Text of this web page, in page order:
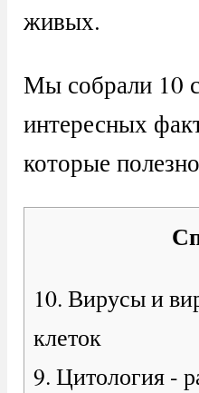
живых.
Мы собрали 10
интересных
которые
10. Вирусы и
клеток
9. Цитология -